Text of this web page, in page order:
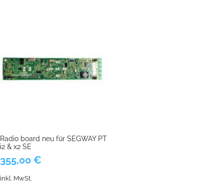
Radio board neu für SEGWAY PT
i2 & x2 SE
355,00 €
inkl. MwSt.